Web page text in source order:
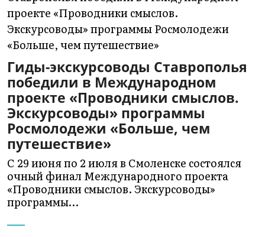
Гиды-экскурсоводы Ставрополья
победили в Международном
проекте «Проводники смыслов.
Экскурсоводы» программы
Росмолодежи «Больше, чем
путешествие»
С 29 июня по 2 июля в Смоленске состоялся
очный финал Международного проекта
«Проводники смыслов. Экскурсоводы»
программы…